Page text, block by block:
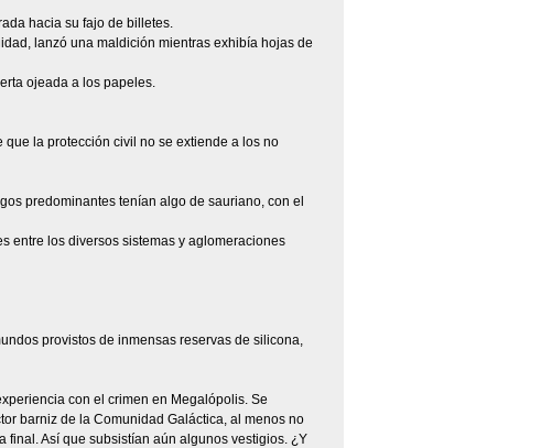
hacia su fajo de billetes.
lanzó una maldición mientras exhibía hojas de
ojeada a los papeles.
la protección civil no se extiende a los no
predominantes tenían algo de sauriano, con el
entre los diversos sistemas y aglomeraciones
provistos de inmensas reservas de silicona,
con el crimen en Megalópolis. Se
barniz de la Comunidad Galáctica, al menos no
final. Así que subsistían aún algunos vestigios. ¿Y